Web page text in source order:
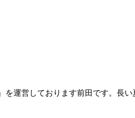
を運営しております前田です。長